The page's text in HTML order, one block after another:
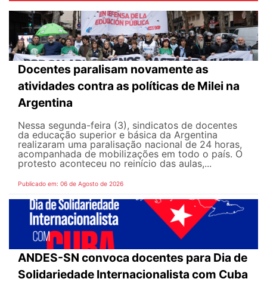
Docentes paralisam novamente as
atividades contra as políticas de Milei na
Argentina
Nessa segunda-feira (3), sindicatos de docentes
da educação superior e básica da Argentina
realizaram uma paralisação nacional de 24 horas,
acompanhada de mobilizações em todo o país. O
protesto aconteceu no reinício das aulas,...
Publicado em: 06 de Agosto de 2026
ANDES-SN convoca docentes para Dia de
Solidariedade Internacionalista com Cuba